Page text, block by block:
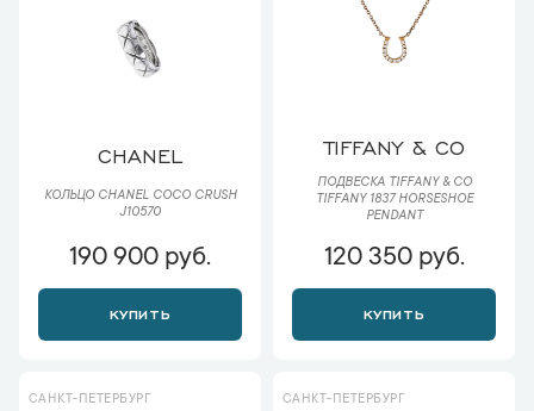
CHANEL
КОЛЬЦО CHANEL COCO CRUSH
J10570
190 900 руб.
КУПИТЬ
TIFFANY & CO
ПОДВЕСКА TIFFANY & CO
TIFFANY 1837 HORSESHOE
PENDANT
120 350 руб.
КУПИТЬ
САНКТ-ПЕТЕРБУРГ САНКТ-ПЕТЕРБУРГ